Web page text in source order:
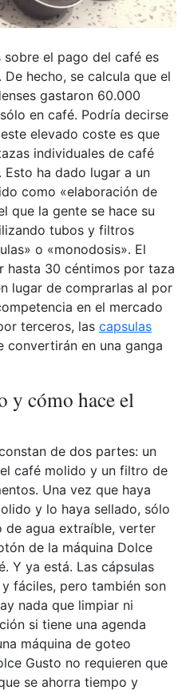
sobre el pago del café es
hecho, se calcula que el
gastaron 60.000
en café. Podría decirse
elevado coste es que
individuales de café
Esto ha dado lugar a un
como «elaboración de
que la gente se hace su
tubos y filtros
o «monodosis». El
hasta 30 céntimos por taza
lugar de comprarlas al por
en el mercado
terceros, las capsulas
convertirán en una ganga
y cómo hace el
de dos partes: un
café molido y un filtro de
Una vez que haya
y lo haya sellado, sólo
de agua extraíble, verter
de la máquina Dolce
Y ya está. Las cápsulas
fáciles, pero también son
nada que limpiar ni
si tiene una agenda
máquina de goteo
Gusto no requieren que
se ahorra tiempo y